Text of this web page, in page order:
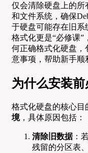
仅会清除硬盘上的所
和文件系统，确保
于硬盘可能存在旧系
格式化更是“必修课”
何正确格式化硬盘，
意事项，帮助新手顺
为什么安装
格式化硬盘的核心目
境，具体原因包括：
清除旧数据：
残留的分区表